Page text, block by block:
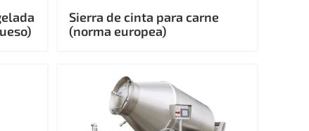
Sierra de cinta para carne
(norma europea)